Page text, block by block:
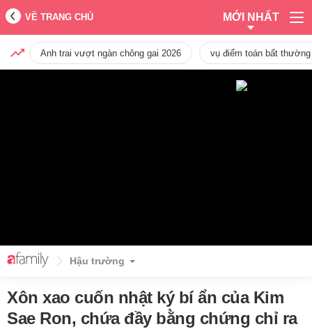
VỀ TRANG CHỦ MỚI NHẤT
Anh trai vượt ngàn chông gai 2026 vụ điểm toán bất
Hậu trường
Xôn xao cuốn nhật ký bí ẩn của Kim
Sae Ron, chứa đầy bằng chứng chỉ ra